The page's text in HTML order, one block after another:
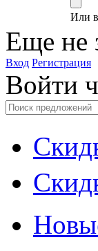
Или
Еще не
Вход Регистрация
Войти